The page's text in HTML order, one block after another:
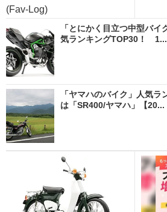
(Fav-Log)
「とにかく目立つ中型バ
気ランキングTOP30！ 1...
「ヤマハのバイク」人気
は「SR400/ヤマハ」【20...